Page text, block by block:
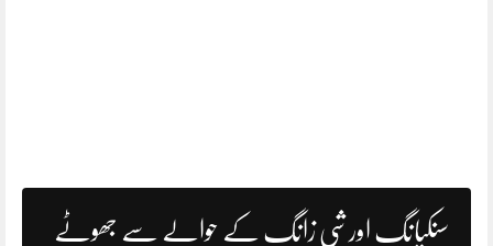
سنکیانگ اورشی زانگ کے حوالے سے جھوٹے